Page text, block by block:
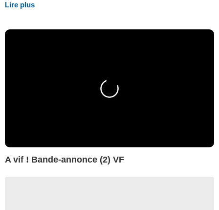
Lire plus
A vif ! Bande-annonce (2) VF